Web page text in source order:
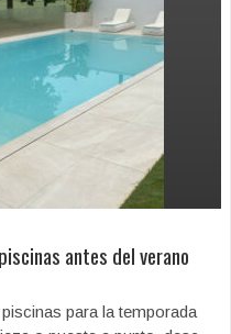
antes del verano
para la temporada